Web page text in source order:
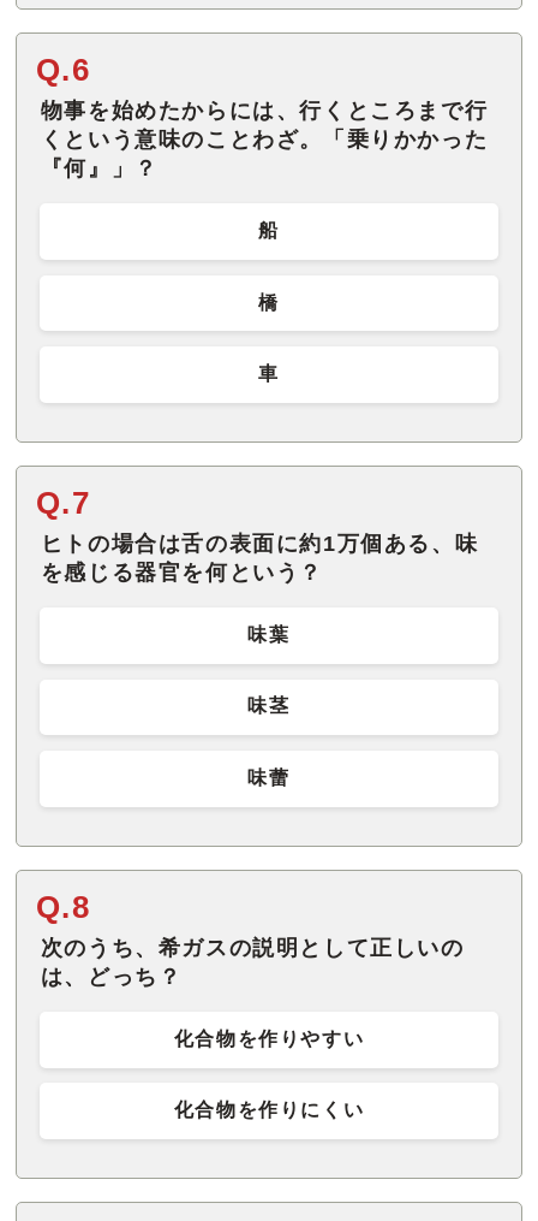
Q.6
物事を始めたからには、行くところまで行
くという意味のことわざ。「乗りかかった
『何』」？
船
橋
車
Q.7
ヒトの場合は舌の表面に約1万個ある、味
を感じる器官を何という？
味葉
味茎
味蕾
Q.8
次のうち、希ガスの説明として正しいの
は、どっち？
化合物を作りやすい
化合物を作りにくい